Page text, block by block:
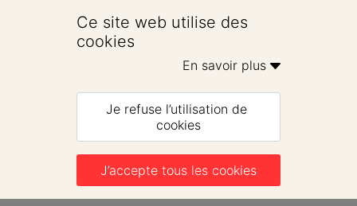
Ce site web utilise des
cookies
En savoir plus
Je refuse l’utilisation de
cookies
J’accepte tous les cookies